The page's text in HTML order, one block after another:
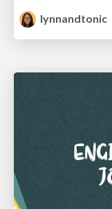
lynnandtonic